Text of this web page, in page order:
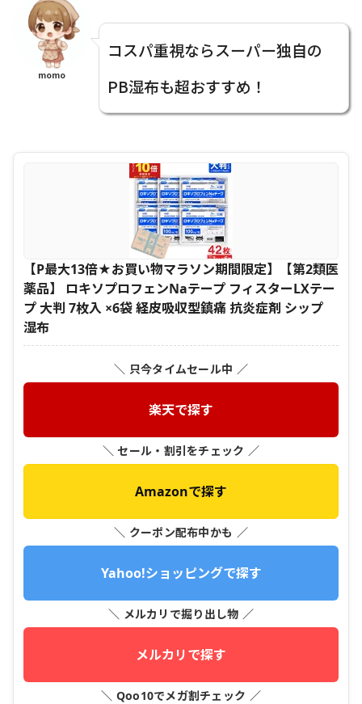
momo
コスパ重視ならスーパー独自の
PB湿布も超おすすめ！
【P最大13倍★お買い物マラソン期間限定】【第2類医
薬品】 ロキソプロフェンNaテープ フィスターLXテー
プ 大判 7枚入 ×6袋 経皮吸収型鎮痛 抗炎症剤 シップ
湿布
＼ 只今タイムセール中 ／
楽天で探す
＼ セール・割引をチェック ／
Amazonで探す
＼ クーポン配布中かも ／
Yahoo!ショッピングで探す
＼ メルカリで掘り出し物 ／
メルカリで探す
＼ Qoo10でメガ割チェック ／